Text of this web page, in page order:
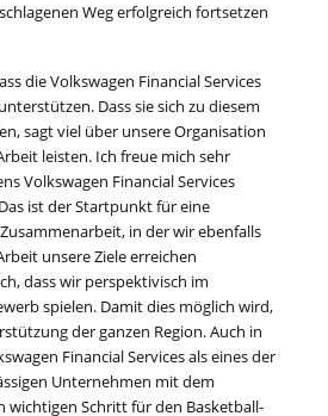
Weg erfolgreich fortsetzen
die Volkswagen Financial Services
Dass sie sich zu diesem
sagt viel über unsere Organisation
leisten. Ich freue mich sehr
Volkswagen Financial Services
ist der Startpunkt für eine
in der wir ebenfalls
unsere Ziele erreichen
dass wir perspektivisch im
spielen. Damit dies möglich wird,
der ganzen Region. Auch in
Financial Services als eines der
Unternehmen mit dem
wichtigen Schritt für den Basketball-